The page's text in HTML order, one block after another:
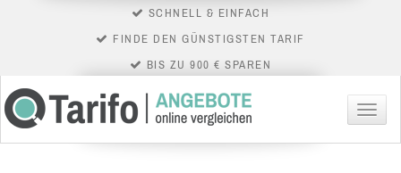
SCHNELL & EINFACH
FINDE DEN GÜNSTIGSTEN TARIF
BIS ZU 900 € SPAREN
Menü